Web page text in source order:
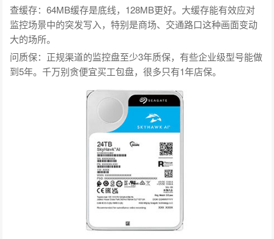
查缓存：64MB缓存是底线，128MB更好。大缓存能有效应对
监控场景中的突发写入，特别是商场、交通路口这种画面变动
大的场所。
问质保：正规渠道的监控盘至少3年质保，有些企业级型号能做
到5年。千万别贪便宜买工包盘，很多只有1年店保。